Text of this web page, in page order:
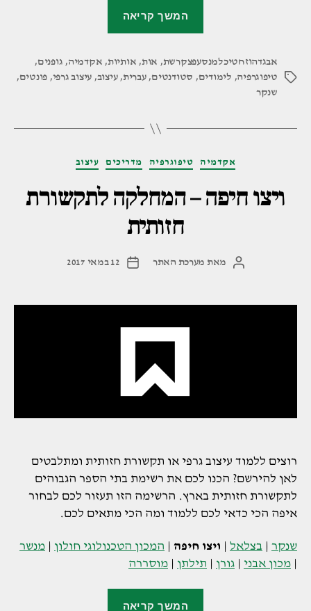
המשך קריאה
או:
״כיצד
״"
תגיות
אבגדהוזחטיכלמנסעפצקרשת, אות, אותיות, אקדמיה, גופנים,
טיפוגרפיה, לימודים, סטודנטים,עברית,עיצוב, עיצוב גרפי, פונטים,
שנקר
קטגוריות אקדמיה טיפוגרפיה מדריכים עיצוב
ויצו חיפה – המחלקה לתקשורת
חזותית
המחבר
מאת מערכת האתר
תאריך
12 במאי 2017
רוצים ללמוד עיצוב גרפי או תקשורת חזותית ומתלבטים
לאן להירשם? הכנו לכם את רשימת בתי הספר הגבוהים
לתקשורת חזותית בארץ. הרשימה הזו תעזור לכם לבחור
איפה הכי כדאי לכם ללמוד ומה הכי מתאים לכם.
שנקר בצלאל ויצו חיפה המכון הטכנולוגי חולון
מנשר
מכון אבני גורן תילתן מוסררה
המשך קריאה